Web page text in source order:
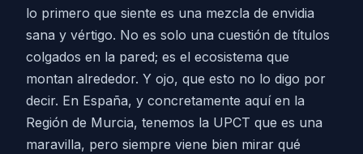
lo primero que siente es una mezcla de envidia
sana y vértigo. No es solo una cuestión de títulos
colgados en la pared; es el ecosistema que
montan alrededor. Y ojo, que esto no lo digo por
decir. En España, y concretamente aquí en la
Región de Murcia, tenemos la UPCT que es una
maravilla, pero siempre viene bien mirar qué